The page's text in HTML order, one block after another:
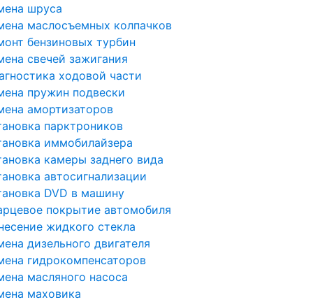
шруса
маслосъемных колпачков
бензиновых турбин
свечей зажигания
ходовой части
пружин подвески
амортизаторов
парктроников
иммобилайзера
камеры заднего вида
автосигнализации
DVD в машину
покрытие автомобиля
жидкого стекла
дизельного двигателя
гидрокомпенсаторов
масляного насоса
маховика